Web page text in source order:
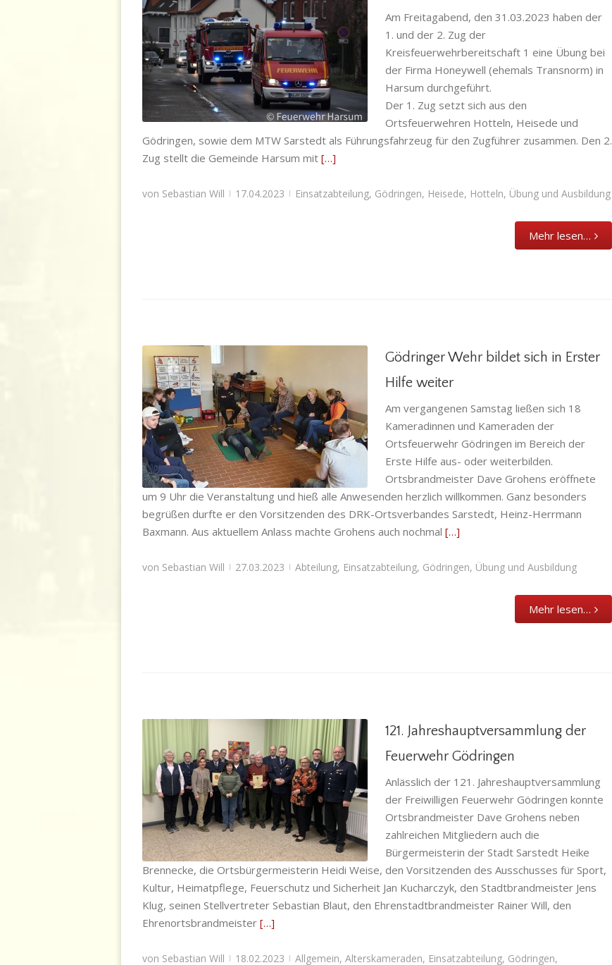
Der 1. Zug übt in Harsum
Einsatzabteilung,Gödringen,Heisede,Hotteln
Übung und Ausbildung
Am Freitagabend, den 31.03.2023 haben der
1. und der 2. Zug der
Kreisfeuerwehrbereitschaft 1 eine Übung bei
der Firma Honeywell (ehemals Transnorm) in
Harsum durchgeführt.
Der 1. Zug setzt sich aus den
Ortsfeuerwehren Hotteln, Heisede und
Gödringen, sowie dem MTW Sarstedt als Führungsfahrzeug für den Zugführer zusammen. Den 2.
Zug stellt die Gemeinde Harsum mit […]
von Sebastian Will | 17.04.2023 | Einsatzabteilung, Gödringen, Heisede, Hotteln, Übung und Ausbildung
Mehr lesen…
Gödringer Wehr bildet sich in Erster Hilfe
weiter
Abteilung, Einsatzabteilung,Gödringen,Übung und
Ausbildung
Gödringer Wehr bildet sich in Erster
Hilfe weiter
Am vergangenen Samstag ließen sich 18
Kameradinnen und Kameraden der
Ortsfeuerwehr Gödringen im Bereich der
Erste Hilfe aus- oder weiterbilden.
Ortsbrandmeister Dave Grohens eröffnete
um 9 Uhr die Veranstaltung und hieß alle Anwesenden herzlich willkommen. Ganz besonders
begrüßen durfte er den Vorsitzenden des DRK-Ortsverbandes Sarstedt, Heinz-Herrmann
Baxmann. Aus aktuellem Anlass machte Grohens auch nochmal […]
von Sebastian Will | 27.03.2023 | Abteilung, Einsatzabteilung, Gödringen, Übung und Ausbildung
Mehr lesen…
121. Jahreshauptversammlung der Feuerwehr
Gödringen
Allgemein,Alterskameraden,Einsatzabteilung
Gödringen, Jugendfeuerwehr , Kinderfeuerwehr
121. Jahreshauptversammlung der
Feuerwehr Gödringen
Anlässlich der 121. Jahreshauptversammlung
der Freiwilligen Feuerwehr Gödringen konnte
Ortsbrandmeister Dave Grohens neben
zahlreichen Mitgliedern auch die
Bürgermeisterin der Stadt Sarstedt Heike
Brennecke, die Ortsbürgermeisterin Heidi Weise, den Vorsitzenden des Ausschusses für Sport,
Kultur, Heimatpflege, Feuerschutz und Sicherheit Jan Kucharczyk, den Stadtbrandmeister Jens
Klug, seinen Stellvertreter Sebastian Blaut, den Ehrenstadtbrandmeister Rainer Will, den
Ehrenortsbrandmeister […]
von Sebastian Will | 18.02.2023 | Allgemein, Alterskameraden, Einsatzabteilung, Gödringen,